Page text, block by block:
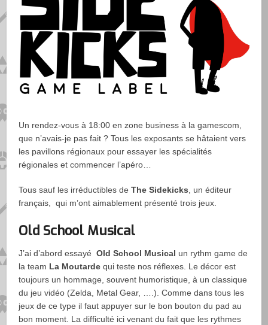
Un rendez-vous à 18:00 en zone business à la gamescom,
que n’avais-je pas fait ? Tous les exposants se hâtaient vers
les pavillons régionaux pour essayer les spécialités
régionales et commencer l’apéro…
Tous sauf les irréductibles deThe Sidekicks , un éditeur
français, qui m’ont aimablement présenté trois jeux.
Old School Musical
J’ai d’abord essayéOld School Musical un rythm game de
la team La Moutarde qui teste nos réflexes. Le décor est
toujours un hommage, souvent humoristique, à un classique
du jeu vidéo (Zelda, Metal Gear, ….). Comme dans tous les
jeux de ce type il faut appuyer sur le bon bouton du pad au
bon moment. La difficulté ici venant du fait que les rythmes